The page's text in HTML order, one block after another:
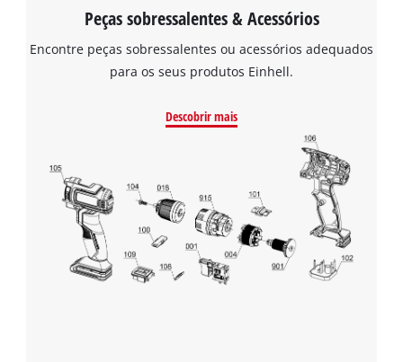
Peças sobressalentes & Acessórios
Encontre peças sobressalentes ou acessórios adequados
para os seus produtos Einhell.
Descobrir mais